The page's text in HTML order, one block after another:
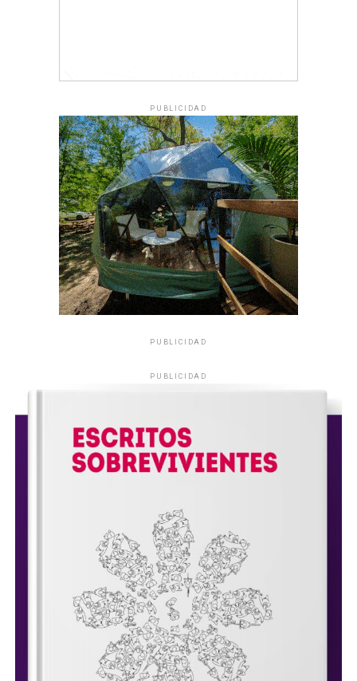
PUBLICIDAD
PUBLICIDAD
PUBLICIDAD